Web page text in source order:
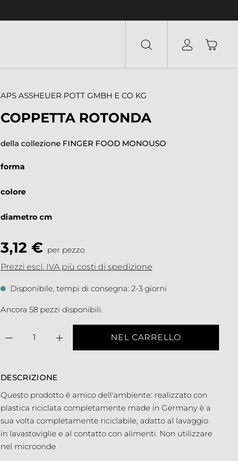
APS ASSHEUER POTT GMBH E CO KG
COPPETTA ROTONDA
della collezione FINGER FOOD MONOUSO
3,12 € per pezzo
Prezzi escl. IVA più costi di spedizione
Disponibile, tempi di consegna: 2-3 giorni
Ancora 58 pezzi disponibili.
forma
colore
diametro cm
NEL CARRELLO
DESCRIZIONE
Questo prodotto è amico dell'ambiente: realizzato con
plastica riciclata completamente made in Germany è a
sua volta completamente riciclabile, adatto al lavaggio
in lavastoviglie e al contatto con alimenti. Non utilizzare
nel microonde